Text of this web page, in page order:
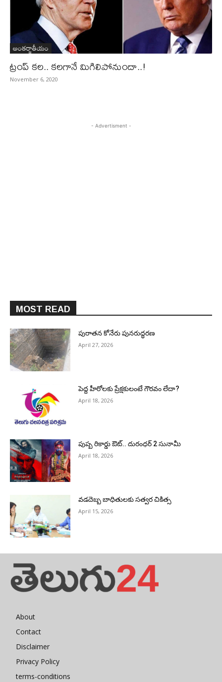
అంతర్జాతీయం
ట్రంప్‌ కల.. కలగానే మిగిలిపోనుందా..!
November 6, 2020
- Advertisment -
MOST READ
పురాత‌న కోనేరు పున‌రుద్ధ‌ర‌ణ
April 27, 2026
పెద్ద హీరోల‌కు ప్రేక్ష‌కులంటే గౌర‌వం లేదా?
April 18, 2026
పుష్ప రికార్డు ఔట్‌.. దురంధ‌ర్ 2 సునామీ
April 18, 2026
వడదెబ్బ బాధితులకు సత్వర చికిత్స
April 15, 2026
About
Contact
Disclaimer
Privacy Policy
terms-conditions